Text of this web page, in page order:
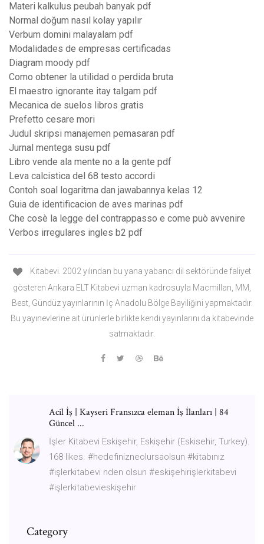
Materi kalkulus peubah banyak pdf
Normal doğum nasıl kolay yapılır
Verbum domini malayalam pdf
Modalidades de empresas certificadas
Diagram moody pdf
Como obtener la utilidad o perdida bruta
El maestro ignorante itay talgam pdf
Mecanica de suelos libros gratis
Prefetto cesare mori
Judul skripsi manajemen pemasaran pdf
Jurnal mentega susu pdf
Libro vende ala mente no a la gente pdf
Leva calcistica del 68 testo accordi
Contoh soal logaritma dan jawabannya kelas 12
Guia de identificacion de aves marinas pdf
Che cosè la legge del contrappasso e come può avvenire
Verbos irregulares ingles b2 pdf
Kitabevi. 2002 yılından bu yana yabancı dil sektöründe faliyet
gösteren Ankara ELT Kitabevi uzman kadrosuyla Macmillan, MM,
Best, Gündüz yayınlarının İç Anadolu Bölge Bayiliğini yapmaktadır.
Bu yayınevlerine ait ürünlerle birlikte kendi yayınlarını da kitabevinde
satmaktadır.
Acil İş | Kayseri Fransızca eleman İş İlanları | 84
Güncel ...
İşler Kitabevi Eskişehir, Eskişehir (Eskisehir, Turkey).
168 likes. #hedefinizneolursaolsun #kitabınız
#işlerkitabevi nden olsun #eskişehirişlerkitabevi
#işlerkitabevieskişehir
Category